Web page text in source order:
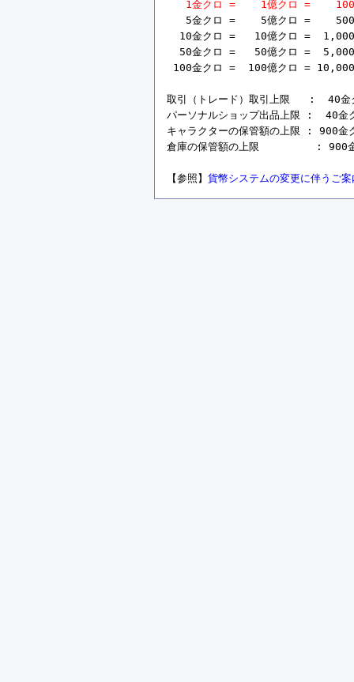
1金クロ =    1億クロ =
5金クロ =    5億クロ =
10金クロ =   10億クロ =
50金クロ =   50億クロ =
100金クロ =  100億クロ =
取引（トレード）取引上限   :  40
パーソナルショップ出品上限 :
キャラクターの保管額の上限 : 900
倉庫の保管額の上限         : 900
【参照】 貨幣システムの変更に伴うご案